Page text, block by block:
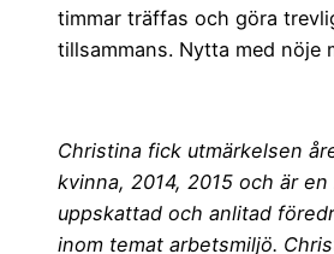
timmar träffas och göra
tillsammans. Nytta med nöje
Christina fick utmärkelsen
kvinna, 2014, 2015 och är
uppskattad och anlitad
inom temat arbetsmiljö.